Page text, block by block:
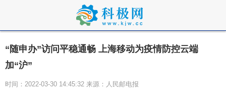
“随申办”访问平稳通畅 上海移动为疫情防控云端
加“沪”
时间：2022-03-30 14:45:32 来源：人民邮电报